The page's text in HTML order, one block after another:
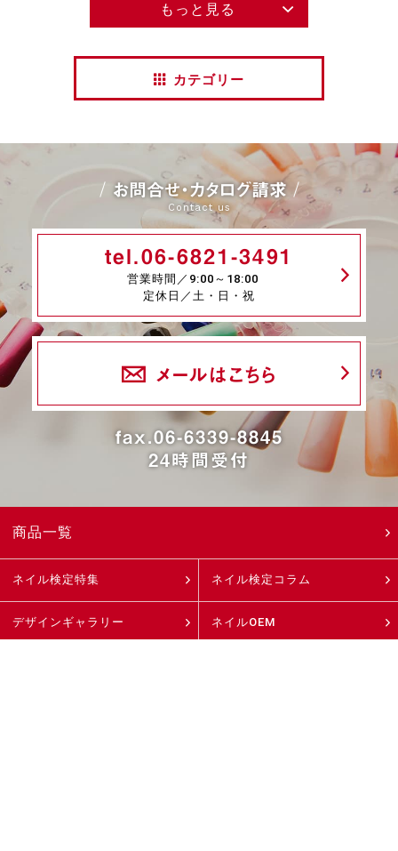
もっと見る
カテゴリー
お問合せ・カタログ請求
Contact us
tel.06-6821-3491
営業時間／9:00～18:00
定休日／土・日・祝
メールはこちら
fax.06-6339-8845
24時間受付
商品一覧
ネイル検定特集 ネイル検定コラム
デザインギャラリー ネイルOEM